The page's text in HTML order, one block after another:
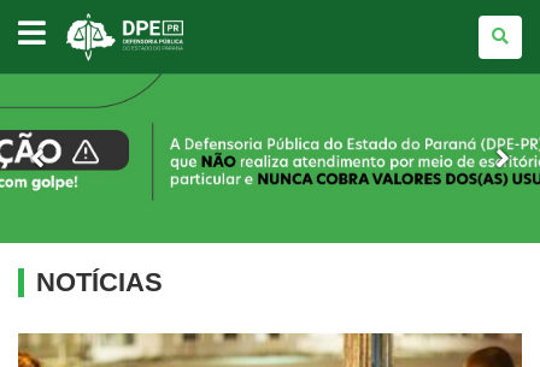
DEFENSORIA
PÚBLICA
DO
PARANÁ
NOTÍCIAS